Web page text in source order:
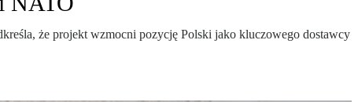
że projekt wzmocni pozycję Polski jako kluczowego dostawcy